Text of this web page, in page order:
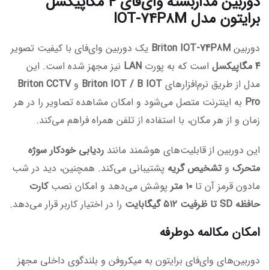
برایتون مدل IOT-74P8M
دوربین Briton IOT-74P8M یک دوربین وای‌فای با کیفیت تصویر
۴ مگاپیکسل
است که به پورت LAN نیز مجهز شده است. این
مدل از طریق نرم‌افزارهای Briton IOT / B IOT وBriton CCTV
Pro به اینترنت متصل می‌شود و امکان مشاهده تصاویر را در هر
زمان و از هر مکان، با استفاده از تلفن همراه فراهم می‌کند.
این دوربین از قابلیت‌های هوشمند مانند ردیابی خودکار سوژه
متحرک و تشخیص گریه پشتیبانی می‌کند. همچنین، دید در شب
مادون قرمز آن تا ۱۰ متر پوشش می‌دهد و امکان نصبکارت
حافظه SD تا ظرفیت ۵۱۲ گیگابایت
را در اختیار کاربر قرار می‌دهد.
امکان مکالمه دوطرفه
دوربین‌های وای‌فای برایتون به میکروفن و بلندگوی داخلی مجهز